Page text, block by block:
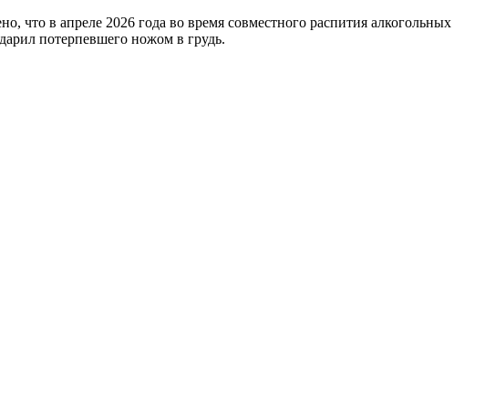
в апреле 2026 года во время совместного распития алкогольных
потерпевшего ножом в грудь.